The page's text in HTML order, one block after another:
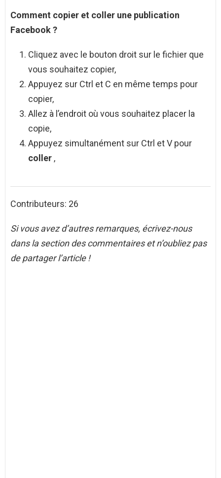
Comment copier et coller une publication
Facebook?
Cliquez avec le bouton droit sur le fichier que
vous souhaitez copier,
Appuyez sur Ctrl et C en même temps pour
copier,
Allez à l’endroit où vous souhaitez placer la
copie,
Appuyez simultanément sur Ctrl et V pour
coller ,
Contributeurs: 26
Si vous avez d’autres remarques, écrivez-nous
dans la section des commentaires et n’oubliez pas
de partager l’article !